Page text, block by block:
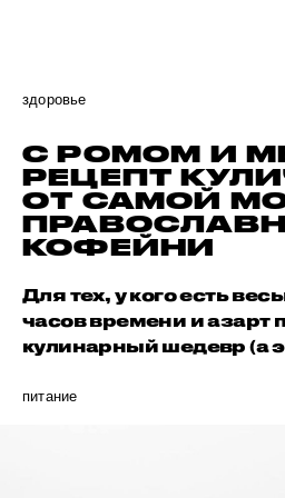
здоровье
С РОМОМ И
РЕЦЕПТ
ОТ САМОЙ
КОФЕЙНИ
Для тех, у кого есть
часов времени и азарт
кулинарный шедевр (а
питание